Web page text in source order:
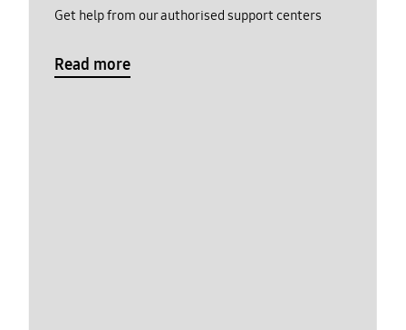
Get help from our authorised support centers
Read more